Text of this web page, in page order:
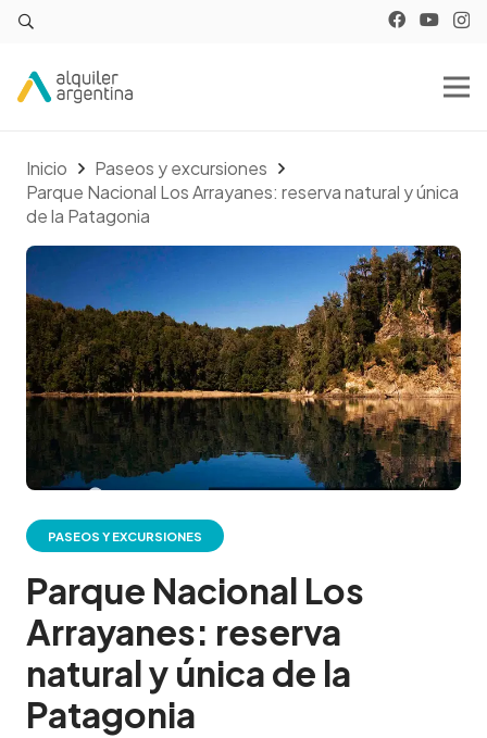
Inicio
Paseos y excursiones
Parque Nacional Los Arrayanes: reserva natural y única
de la Patagonia
PASEOS Y EXCURSIONES
Parque Nacional Los
Arrayanes: reserva
natural y única de la
Patagonia